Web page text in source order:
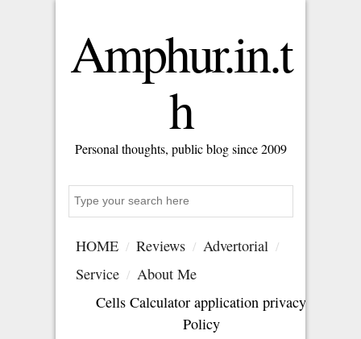
Amphur.in.t
h
Personal thoughts, public blog since 2009
e
HOME Reviews
Advertorial
Service
About Me
Cells Calculator application privacy
Policy